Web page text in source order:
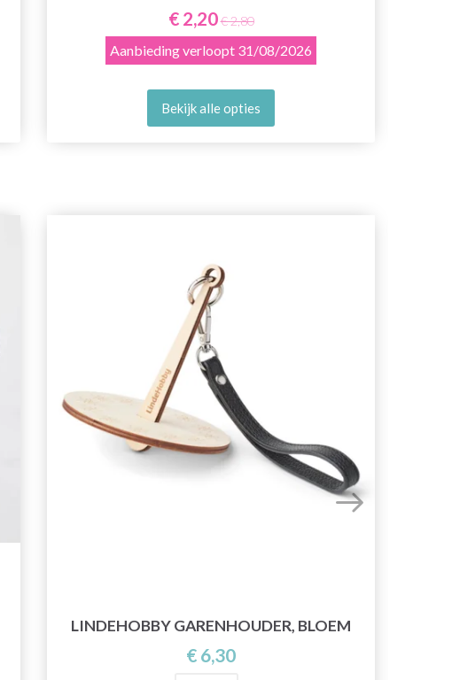
€ 2,20€ 2,80
Aanbieding verloopt 31/08/2026
Bekijk alle opties
LINDEHOBBY GARENHOUDER, BLOEM
€ 6,30